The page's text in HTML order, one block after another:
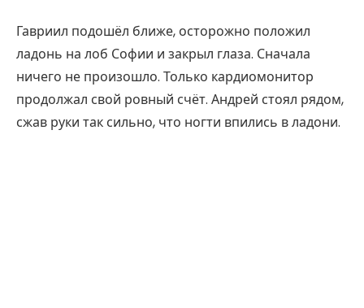
Гавриил подошёл ближе, осторожно положил
ладонь на лоб Софии и закрыл глаза. Сначала
ничего не произошло. Только кардиомонитор
продолжал свой ровный счёт. Андрей стоял рядом,
сжав руки так сильно, что ногти впились в ладони.